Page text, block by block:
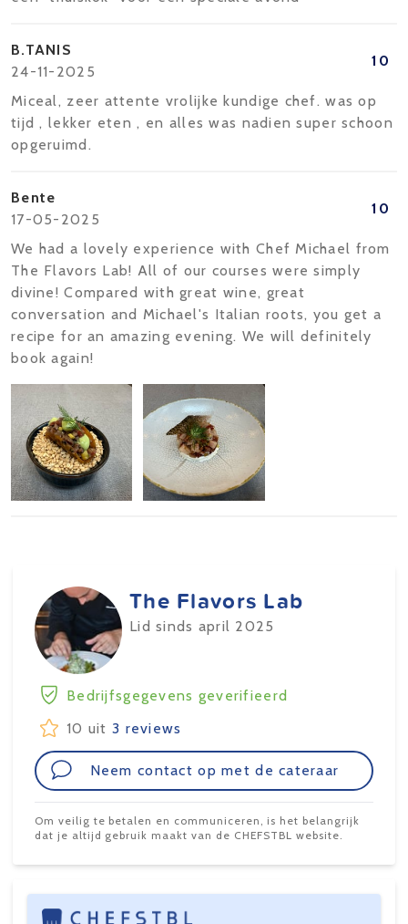
B.TANIS
24-11-2025
10
Miceal, zeer attente vrolijke kundige chef. was op
tijd , lekker eten , en alles was nadien super schoon
opgeruimd.
Bente
17-05-2025
10
We had a lovely experience with Chef Michael from
The Flavors Lab! All of our courses were simply
divine! Compared with great wine, great
conversation and Michael's Italian roots, you get a
recipe for an amazing evening. We will definitely
book again!
The Flavors Lab
Lid sinds april 2025
Bedrijfsgegevens geverifieerd
10 uit 3 reviews
Neem contact op met de cateraar
Om veilig te betalen en communiceren, is het belangrijk
dat je altijd gebruik maakt van de CHEFSTBL website.